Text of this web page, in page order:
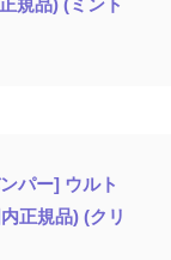
規品) (ミント
パー] ウルト
正規品) (クリ